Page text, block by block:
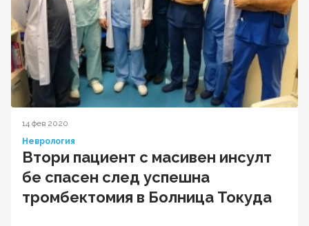
14 фев 2020
Неврология
Втори пациент с масивен инсулт
бе спасен след успешна
тромбектомия в Болница Токуда